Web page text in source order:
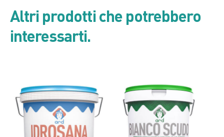
Altri prodotti che potrebbero
interessarti.